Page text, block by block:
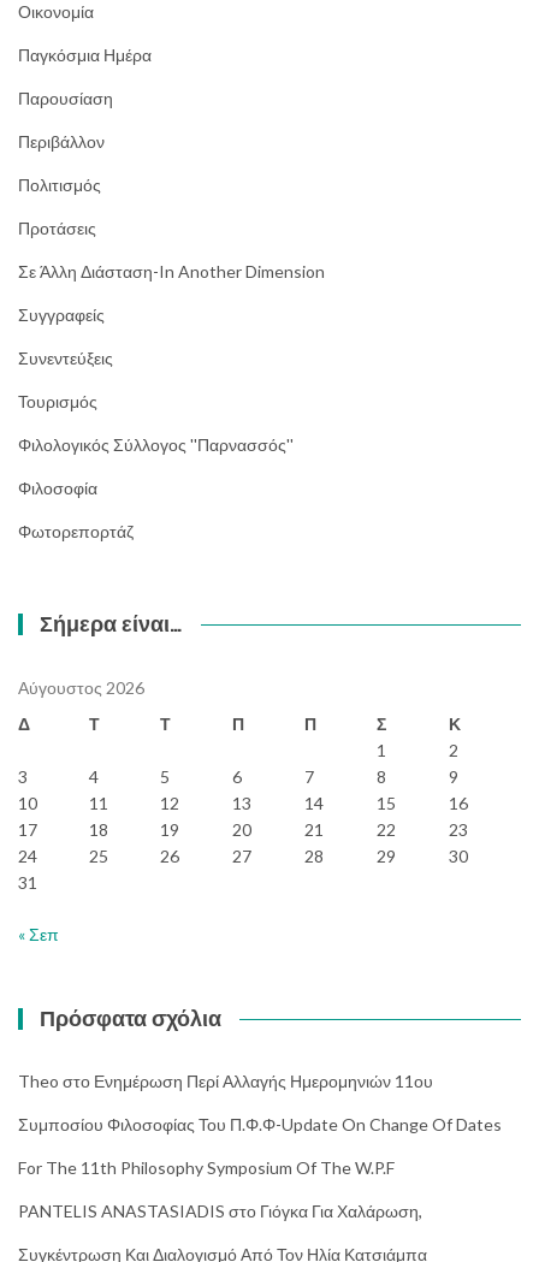
Οικονομία
Παγκόσμια Ημέρα
Παρουσίαση
Περιβάλλον
Πολιτισμός
Προτάσεις
Σε Άλλη Διάσταση-In Another Dimension
Συγγραφείς
Συνεντεύξεις
Τουρισμός
Φιλολογικός Σύλλογος ''Παρνασσός''
Φιλοσοφία
Φωτορεπορτάζ
Σήμερα είναι…
Αύγουστος 2026
Δ
Τ Τ Π Π Σ
Κ
1
2
3
4 5 6 7 8
9
10
11 12 13 14 15
16
17
18 19 20 21 22
23
24
25 26 27 28 29
30
31
« Σεπ
Πρόσφατα σχόλια
Theo στο Ενημέρωση Περί Αλλαγής Ημερομηνιών 11ου
Συμποσίου Φιλοσοφίας Του Π.Φ.Φ-Update On Change Of Dates
For The 11th Philosophy Symposium Of The W.P.F
PANTELIS ANASTASIADIS στο Γιόγκα Για Χαλάρωση,
Συγκέντρωση Και Διαλογισμό Από Τον Ηλία Κατσιάμπα